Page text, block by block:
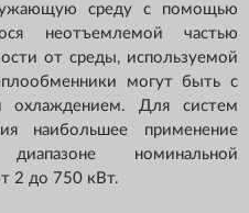
среду с помощью
неотъемлемой частью
от среды, используемой
могут быть с
Для систем
наибольшее применение
номинальной
2 до 750 кВт.